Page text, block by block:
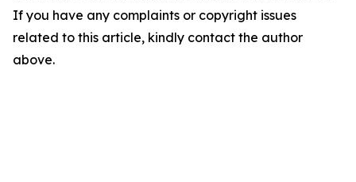
If you have any complaints or copyright issues
related to this article, kindly contact the author
above.